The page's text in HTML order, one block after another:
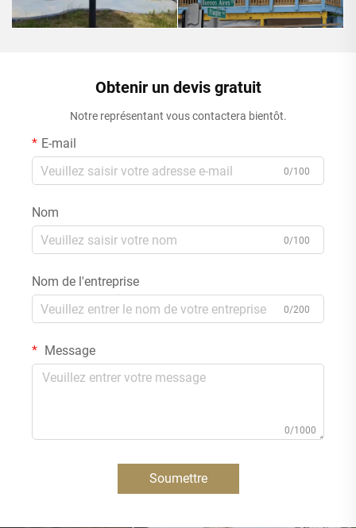
Obtenir un devis gratuit
Notre représentant vous contactera bientôt.
E-mail
0/100
Nom
0/100
Nom de l'entreprise
0/200
Message
0/1000
Soumettre